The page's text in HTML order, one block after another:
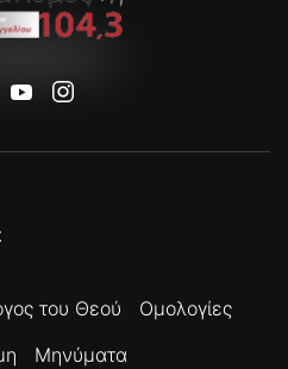
του Θεού
Ομολογίες
Μηνύματα